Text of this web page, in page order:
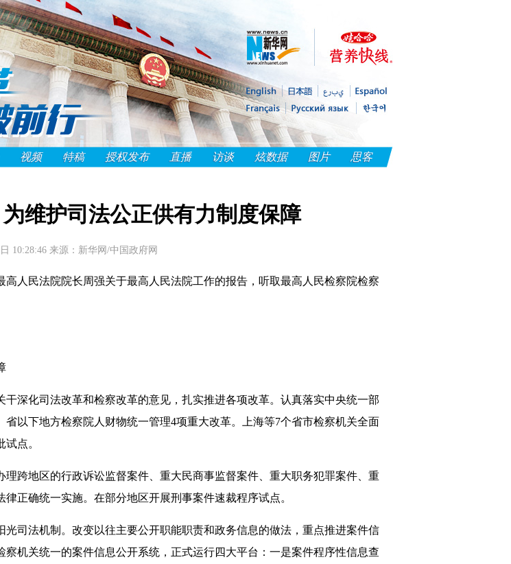
视频 特稿 授权发布 直播 访谈 炫数据 图片 思客
维护司法公正供有力制度保障
10:28:46 来源：新华网/中国政府网
民法院院长周强关于最高人民法院工作的报告，听取最高人民检察院检察
化司法改革和检察改革的意见，扎实推进各项改革。认真落实中央统一部
以下地方检察院人财物统一管理4项重大改革。上海等7个省市检察机关全面
点。
地区的行政诉讼监督案件、重大民商事监督案件、重大职务犯罪案件、重
正确统一实施。在部分地区开展刑事案件速裁程序试点。
法机制。改变以往主要公开职能职责和政务信息的做法，重点推进案件信
机关统一的案件信息公开系统，正式运行四大平台：一是案件程序性信息查